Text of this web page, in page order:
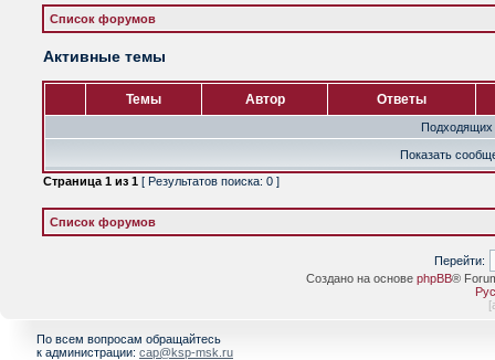
Список форумов
Активные темы
Темы Автор Ответы
Подходящих
Показать
Страница 1 из 1 [ Результатов поиска: 0 ]
Список форумов
Перейти:
Создано на основе phpBB®
[
По всем вопросам обращайтесь
к администрации: cap@ksp-msk.ru